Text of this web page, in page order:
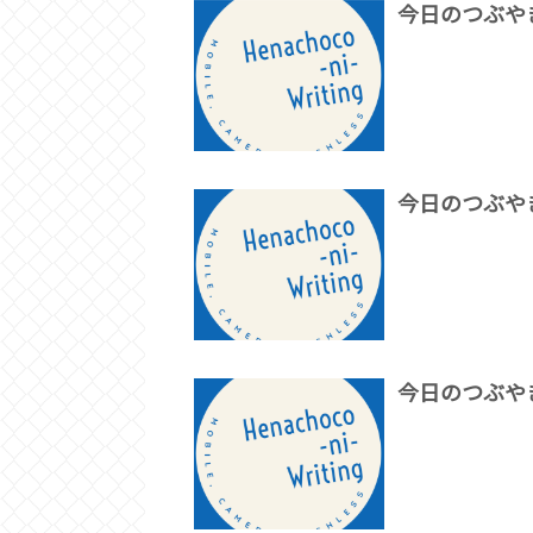
今日のつぶや
今日のつぶや
今日のつぶや